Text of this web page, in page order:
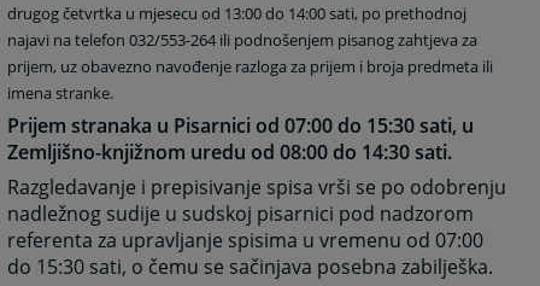
drugog četvrtka u mjesecu od 13:00 do 14:00 sati, po prethodnoj
najavi na telefon 032/553-264 ili podnošenjem pisanog zahtjeva za
prijem, uz obavezno navođenje razloga za prijem i broja predmeta ili
imena stranke.
Prijem stranaka u Pisarnici od 07:00 do 15:30 sati, u
Zemljišno-knjižnom uredu od 08:00 do 14:30 sati.
Razgledavanje i prepisivanje spisa vrši se po odobrenju
nadležnog sudije u sudskoj pisarnici pod nadzorom
referenta za upravljanje spisima u vremenu od 07:00
do 15:30 sati, o čemu se sačinjava posebna zabilješka.